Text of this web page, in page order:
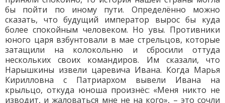
бы пойти по иному пути. Определённо можно
сказать, что будущий император вырос бы куда
более спокойным человеком. Но увы. Противники
юного царя взбунтовали в мае стрельцов, которые
затащили на колокольню и сбросили оттуда
нескольких своих командиров. Им сказали, что
Нарышкины извели царевича Ивана. Когда Марья
Кирилловна с Патриархом вывели Ивана на
крыльцо, откуда юноша произнёс: «Меня никто не
изводит, и жаловаться мне не на кого», – это сочли